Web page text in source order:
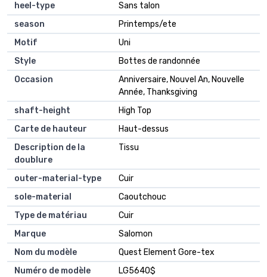
heel-type
Sans talon
season
Printemps/ete
Motif
Uni
Style
Bottes de randonnée
Occasion
Anniversaire, Nouvel An, Nouvelle
Année, Thanksgiving
shaft-height
High Top
Carte de hauteur
Haut-dessus
Description de la
doublure
Tissu
outer-material-type
Cuir
sole-material
Caoutchouc
Type de matériau
Cuir
Marque
Salomon
Nom du modèle
Quest Element Gore-tex
Numéro de modèle
LG5640$